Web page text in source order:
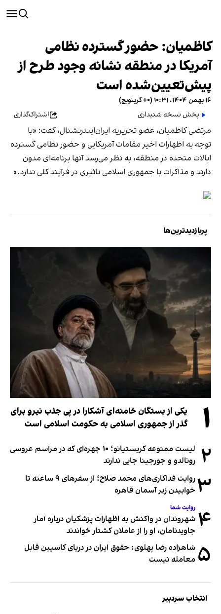
کاظمیان: حضور گسترده نظامی
آمریکا در منطقه نشانه وجود طرح از
پیش‌تعیین‌شده است
۱۶ بهمن ۱۴۰۴، ۱۰:۳۱ (‎+۰ گرینویچ)
پخش نسخه شنیداری
اشتراک‌گذاری
مرتضی کاظمیان، عضو تحریریه ایران‌اینترنشنال، گفت: «با
توجه به اظهارات اخیر مقامات آمریکایی و حضور نظامی گسترده
ایالات متحده در منطقه، به نظر می‌رسد آنها برنامه‌ای مدون
دارند و مذاکرات با جمهوری اسلامی تاثیری در فرآیند کلی ندارد.»
پربازدیدترین‌ها
۱
یکی از بستگان خامنه‌ای آشکارا در پی جذب نیرو برای
گذر از جمهوری اسلامی به حکومت اسلامی است
۲
لیست ممنوعه کریستیانو؛ ۱۰ چهره‌ای که در مراسم عروسی
رونالدو و جورجینا جایی ندارند
۳
روایت فداکاری‌های محمد صلاح؛ از سفرهای ۹ ساعته تا
خوابیدن زیر آسمان قاهره
۴ روایت شما
شهروندان در واکنش به اظهارات پزشکیان درباره آمار
جاویدنامان، او را از عاملان کشتار خواندند
۵ شاهزاده رضا پهلوی: حقوق ایران در دریای کاسپین قابل
معامله نیست
انتخاب سردبیر